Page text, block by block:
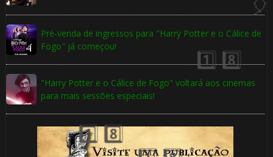
Pré-venda de ingressos para "Harry Potter e o Cálice de
Fogo" já começou!
"Harry Potter e o Cálice de Fogo" voltará aos cinemas
para mais sessões especiais!